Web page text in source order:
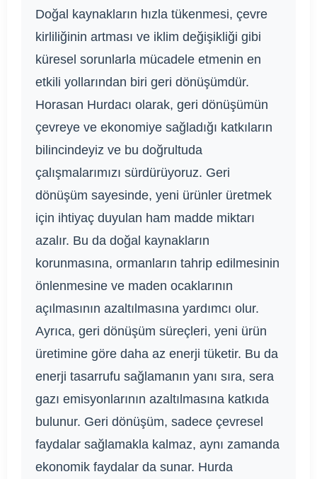
Doğal kaynakların hızla tükenmesi, çevre
kirliliğinin artması ve iklim değişikliği gibi
küresel sorunlarla mücadele etmenin en
etkili yollarından biri geri dönüşümdür.
Horasan Hurdacı olarak, geri dönüşümün
çevreye ve ekonomiye sağladığı katkıların
bilincindeyiz ve bu doğrultuda
çalışmalarımızı sürdürüyoruz. Geri
dönüşüm sayesinde, yeni ürünler üretmek
için ihtiyaç duyulan ham madde miktarı
azalır. Bu da doğal kaynakların
korunmasına, ormanların tahrip edilmesinin
önlenmesine ve maden ocaklarının
açılmasının azaltılmasına yardımcı olur.
Ayrıca, geri dönüşüm süreçleri, yeni ürün
üretimine göre daha az enerji tüketir. Bu da
enerji tasarrufu sağlamanın yanı sıra, sera
gazı emisyonlarının azaltılmasına katkıda
bulunur. Geri dönüşüm, sadece çevresel
faydalar sağlamakla kalmaz, aynı zamanda
ekonomik faydalar da sunar. Hurda